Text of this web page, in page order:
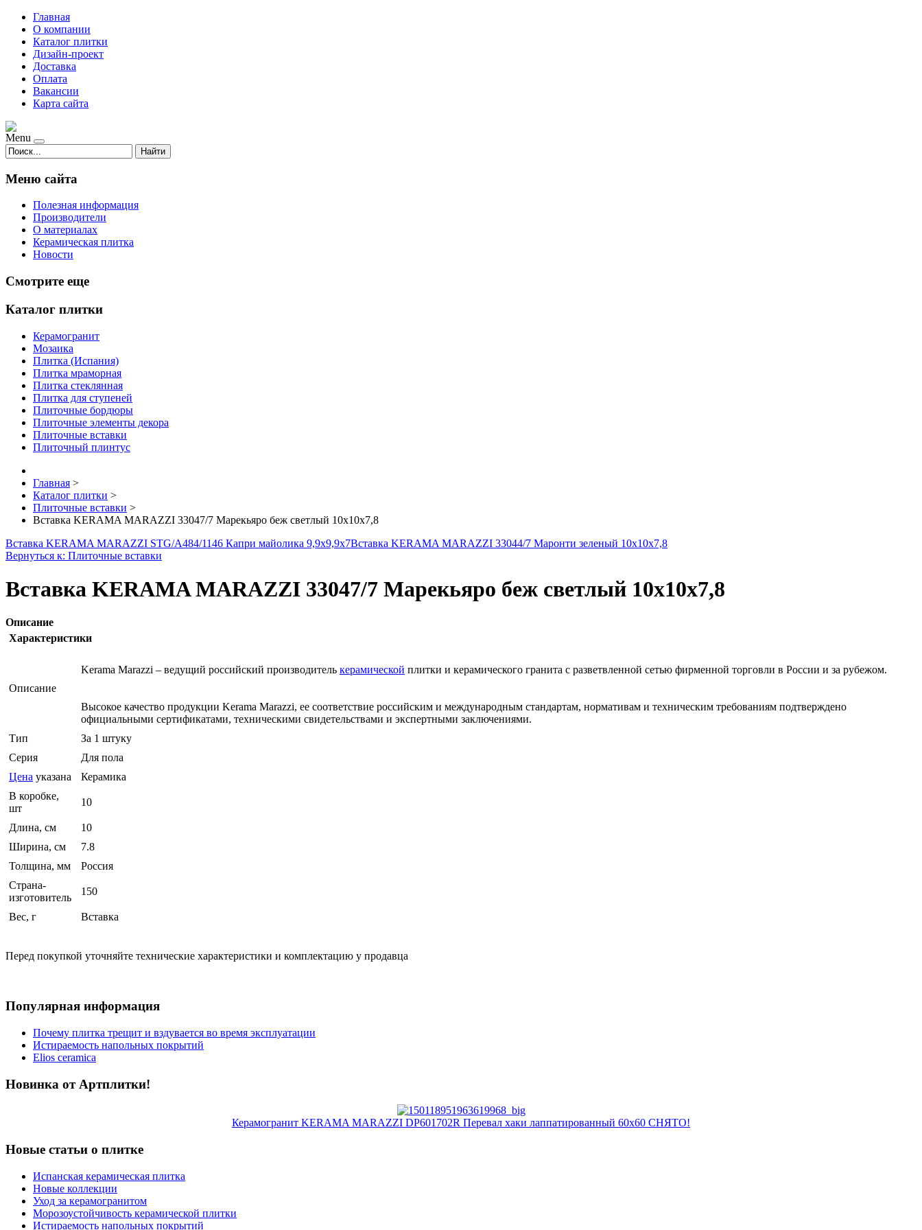
Главная
О компании
Каталог плитки
Дизайн-проект
Доставка
Оплата
Вакансии
Карта сайта
Menu
Найти
Меню сайта
Полезная информация
Производители
О материалах
Керамическая плитка
Новости
Смотрите еще
Каталог плитки
Керамогранит
Мозаика
Плитка (Испания)
Плитка мраморная
Плитка стеклянная
Плитка для ступеней
Плиточные бордюры
Плиточные элементы декора
Плиточные вставки
Плиточный плинтус
Главная >
Каталог плитки >
Плиточные вставки >
Вставка KERAMA MARAZZI 33047/7 Марекьяро беж светлый 10х10х7,8
Вставка KERAMA MARAZZI STG/A484/1146 Капри майолика 9,9х9,9х7Вставка KERAMA MARAZZI 33044/7 Маронти зеленый 10х10х7,8
Вернуться к: Плиточные вставки
Вставка KERAMA MARAZZI 33047/7 Марекьяро беж светлый 10х10х7,8
Описание
Характеристики
Описание
Kerama Marazzi – ведущий российский производитель керамической плитки и керамического гранита с разветвленной сетью фирменной торговли в России и за рубежом.
Высокое качество продукции Kerama Marazzi, ее соответствие российским и международным стандартам, нормативам и техническим требованиям подтверждено
официальными сертификатами, техническими свидетельствами и экспертными заключениями.
Тип
За 1 штуку
Серия
Для пола
Цена указана
Керамика
В коробке,
шт
10
Длина, см
10
Ширина, см
7.8
Толщина, мм
Россия
Страна-
изготовитель
150
Вес, г Вставка
Перед покупкой уточняйте технические характеристики и комплектацию у продавца
Популярная информация
Почему плитка трещит и вздувается во время эксплуатации
Истираемость напольных покрытий
Elios ceramica
Новинка от Артплитки!
Керамогранит KERAMA MARAZZI DP601702R Перевал хаки лаппатированный 60х60 СНЯТО!
Новые статьи о плитке
Испанская керамическая плитка
Новые коллекции
Уход за керамогранитом
Морозоустойчивость керамической плитки
Истираемость напольных покрытий